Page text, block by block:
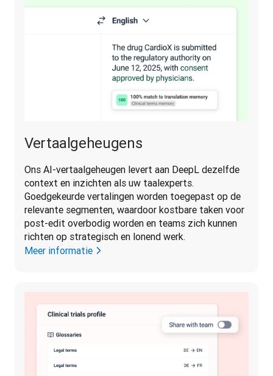
Vertaalgeheugens
Ons AI-vertaalgeheugen levert aan DeepL dezelfde
context en inzichten als uw taalexperts.
Goedgekeurde vertalingen worden toegepast op de
relevante segmenten, waardoor kostbare taken voor
post-edit overbodig worden en teams zich kunnen
richten op strategisch en lonend werk.
Meer informatie